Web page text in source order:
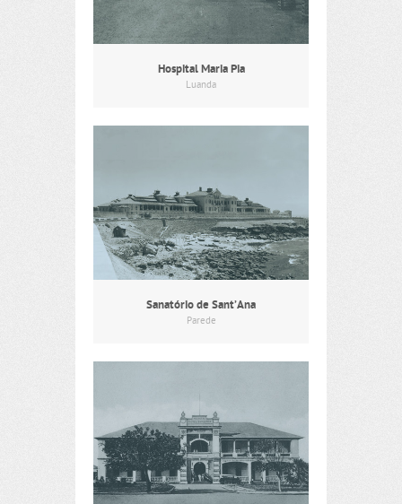
Hospital Maria Pia
Luanda
Sanatório de Sant’Ana
Parede